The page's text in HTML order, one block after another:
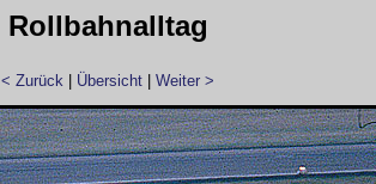
Rollbahnalltag
< Zurück Übersicht Weiter >